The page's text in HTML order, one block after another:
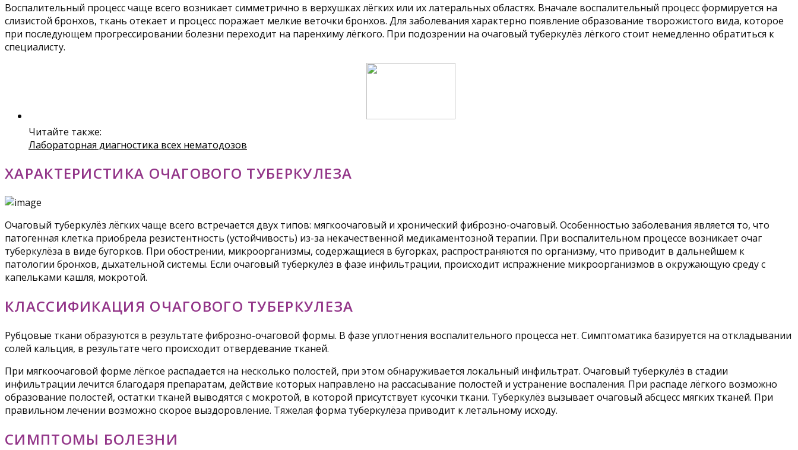
Воспалительный процесс чаще всего возникает симметрично в верхушках лёгких или их латеральных областях. Вначале воспалительный процесс формируется на
слизистой бронхов, ткань отекает и процесс поражает мелкие веточки бронхов. Для заболевания характерно появление образование творожистого вида, которое
при последующем прогрессировании болезни переходит на паренхиму лёгкого. При подозрении на очаговый туберкулёз лёгкого стоит немедленно обратиться к
специалисту.
Читайте также:
Лабораторная диагностика всех нематодозов
ХАРАКТЕРИСТИКА ОЧАГОВОГО ТУБЕРКУЛЕЗА
Очаговый туберкулёз лёгких чаще всего встречается двух типов: мягкоочаговый и хронический фиброзно-очаговый. Особенностью заболевания является то, что
патогенная клетка приобрела резистентность (устойчивость) из-за некачественной медикаментозной терапии. При воспалительном процессе возникает очаг
туберкулёза в виде бугорков. При обострении, микроорганизмы, содержащиеся в бугорках, распространяются по организму, что приводит в дальнейшем к
патологии бронхов, дыхательной системы. Если очаговый туберкулёз в фазе инфильтрации, происходит испражнение микроорганизмов в окружающую среду с
капельками кашля, мокротой.
КЛАССИФИКАЦИЯ ОЧАГОВОГО ТУБЕРКУЛЕЗА
Рубцовые ткани образуются в результате фиброзно-очаговой формы. В фазе уплотнения воспалительного процесса нет. Симптоматика базируется на откладывании
солей кальция, в результате чего происходит отвердевание тканей.
При мягкоочаговой форме лёгкое распадается на несколько полостей, при этом обнаруживается локальный инфильтрат. Очаговый туберкулёз в стадии
инфильтрации лечится благодаря препаратам, действие которых направлено на рассасывание полостей и устранение воспаления. При распаде лёгкого возможно
образование полостей, остатки тканей выводятся с мокротой, в которой присутствует кусочки ткани. Туберкулёз вызывает очаговый абсцесс мягких тканей. При
правильном лечении возможно скорое выздоровление. Тяжелая форма туберкулёза приводит к летальному исходу.
СИМПТОМЫ БОЛЕЗНИ